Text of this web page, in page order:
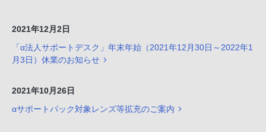
2021年12月2日
「α法人サポートデスク」年末年始（2021年12月30日～2022年1
月3日）休業のお知らせ
2021年10月26日
αサポートパック対象レンズ等拡充のご案内